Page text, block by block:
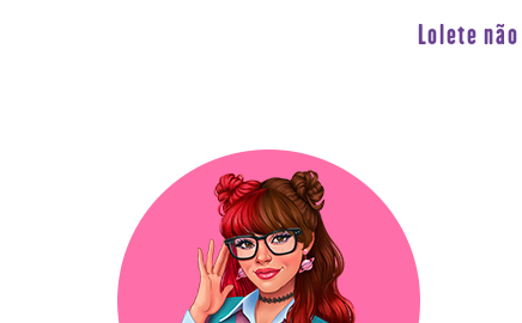
Lolete